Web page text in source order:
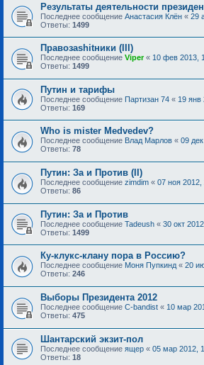
Результаты деятельности
Последнее сообщение Анастасия Клён « 29
Ответы: 1499
Правозаshitники (III)
Последнее сообщение Viper« 10 фев 2013,
Ответы: 1499
Путин и тарифы
Последнее сообщение Партизан 74 « 19 янв
Ответы: 169
Who is mister Medvedev?
Последнее сообщение Влад Марлов « 09
Ответы: 78
Путин: За и Против (II)
Последнее сообщение zimdim « 07 ноя 2012,
Ответы: 86
Путин: За и Против
Последнее сообщение Tadeush « 30 окт
Ответы: 1499
Ку-клукс-клану пора в Россию?
Последнее сообщение Моня Пупкинд « 20
Ответы: 246
Выборы Президента 2012
Последнее сообщение C-bandist « 10 мар
Ответы: 475
Шантарский экзит-пол
Последнее сообщение ящер « 05 мар 2012,
Ответы: 18